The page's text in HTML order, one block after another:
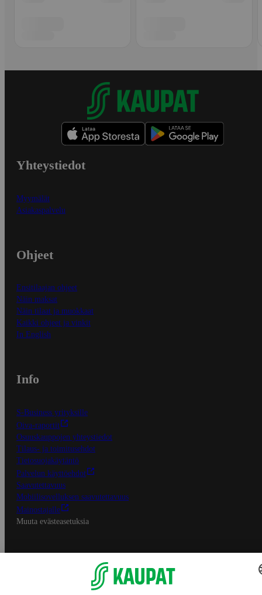
Yhteystiedot
Myymälät
Asiakaspalvelu
Ohjeet
Ensitilaajan ohjeet
Näin maksat
Näin tilaat ja muokkaat
Kaikki ohjeet ja vinkit
In English
Info
S-Business yrityksille
Oiva-raportit
Osuuskauppojen yhteystiedot
Tilaus- ja toimitusehdot
Tietosuojakäytäntö
Palvelun käyttöehdot
Saavutettavuus
Mobiilisovelluksen saavutettavuus
Mainostajalle
Muuta evästeasetuksia
S-ryhmän palvelut